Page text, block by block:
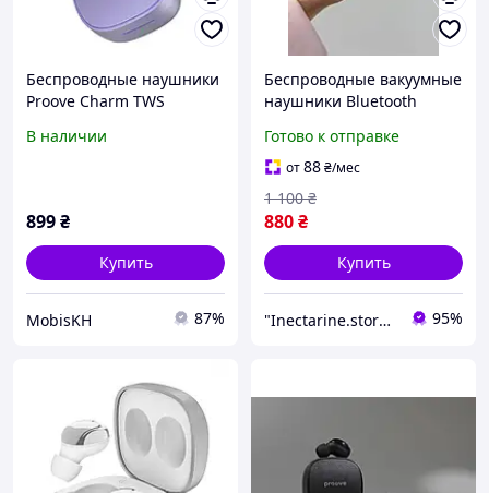
Беспроводные наушники
Proove Charm TWS
В наличии
899₴
Купить
MobisKH 87%
Беспроводные вакуумные
наушники Bluetooth
Беспроводные вакуумные
блютус наушники Proove
Charm
Готово к отправке
от88₴/мес
880₴
1 100 ₴
Купить
"Inectarine.store" интернет-магазин 95%